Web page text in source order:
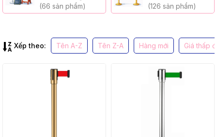
Dẫn
(66 sản phẩm)
(126 sản phẩm)
Xếp theo: Tên A-Z Tên Z-A Hàng mới Giá thấp